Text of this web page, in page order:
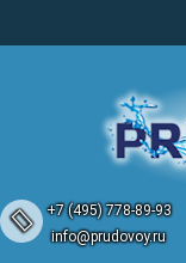
+7 (495) 778-89-93
info@prudovoy.ru